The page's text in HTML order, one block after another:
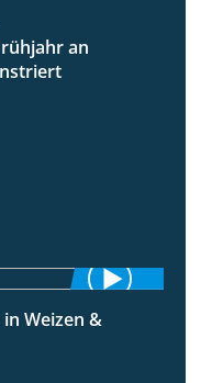
an
2:39
Weizen &